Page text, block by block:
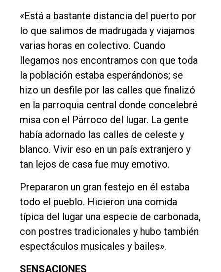
«Está a bastante distancia del puerto por
lo que salimos de madrugada y viajamos
varias horas en colectivo. Cuando
llegamos nos encontramos con que toda
la población estaba esperándonos; se
hizo un desfile por las calles que finalizó
en la parroquia central donde concelebré
misa con el Párroco del lugar. La gente
había adornado las calles de celeste y
blanco. Vivir eso en un país extranjero y
tan lejos de casa fue muy emotivo.
Prepararon un gran festejo en él estaba
todo el pueblo. Hicieron una comida
típica del lugar una especie de carbonada,
con postres tradicionales y hubo también
espectáculos musicales y bailes».
SENSACIONES